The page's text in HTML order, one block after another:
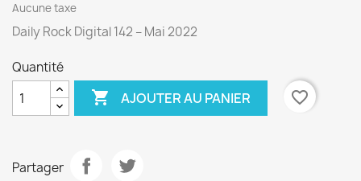
Aucune taxe
Daily Rock Digital 142 – Mai 2022
Quantité
 AJOUTER AU PANIER favorite_border
Partager